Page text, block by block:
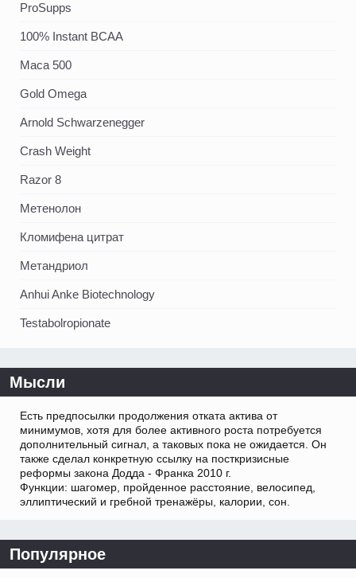
ProSupps
100% Instant BCAA
Maca 500
Gold Omega
Arnold Schwarzenegger
Crash Weight
Razor 8
Метенолон
Кломифена цитрат
Метандриол
Anhui Anke Biotechnology
Testabolropionate
Мысли
Есть предпосылки продолжения отката актива от
минимумов, хотя для более активного роста потребуется
дополнительный сигнал, а таковых пока не ожидается. Он
также сделал конкретную ссылку на посткризисные
реформы закона Додда - Франка 2010 г.
Функции: шагомер, пройденное расстояние, велосипед,
эллиптический и гребной тренажёры, калории, сон.
Популярное